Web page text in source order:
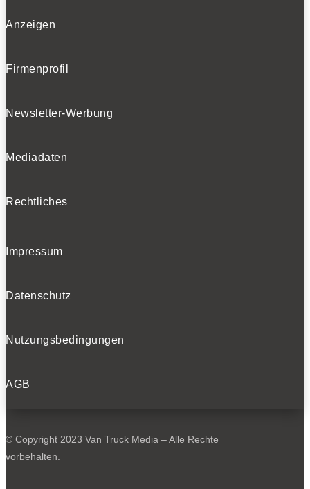
Anzeigen
Firmenprofil
Newsletter-Werbung
Mediadaten
Rechtliches
Impressum
Datenschutz
Nutzungsbedingungen
AGB
© Copyright 2023 Van Truck Media – Alle Rechte
vorbehalten.